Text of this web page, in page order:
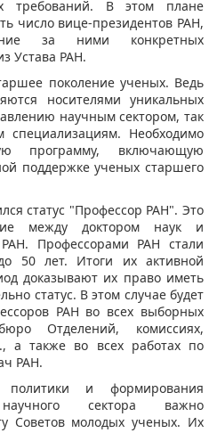
требований. В этом плане
число вице-президентов РАН,
за ними конкретных
Устава РАН.
поколение ученых. Ведь
носителями уникальных
научным сектором, так
Необходимо
программу, включающую
поддержке ученых старшего
статус "Профессор РАН". Это
между доктором наук и
Профессорами РАН стали
50 лет. Итоги их активной
доказывают их право иметь
статус. В этом случае будет
РАН во всех выборных
Отделений, комиссиях,
а также во всех работах по
РАН.
и формирования
сектора важно
Советов молодых ученых. Их